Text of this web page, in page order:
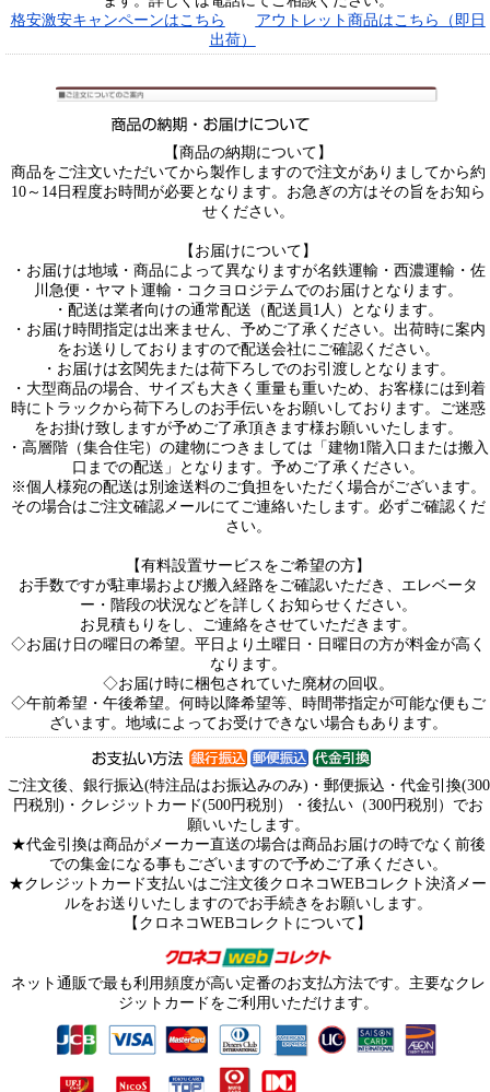
格安激安キャンペーンはこちら
アウトレット商品はこちら（即日
出荷）
【商品の納期について】
商品をご注文いただいてから製作しますので注文がありましてから約
10～14日程度お時間が必要となります。お急ぎの方はその旨をお知ら
せください。
【お届けについて】
・お届けは地域・商品によって異なりますが名鉄運輸・西濃運輸・佐
川急便・ヤマト運輸・コクヨロジテムでのお届けとなります。
・配送は業者向けの通常配送（配送員1人）となります。
・お届け時間指定は出来ません、予めご了承ください。出荷時に案内
をお送りしておりますので配送会社にご確認ください。
・お届けは玄関先または荷下ろしでのお引渡しとなります。
・大型商品の場合、サイズも大きく重量も重いため、お客様には到着
時にトラックから荷下ろしのお手伝いをお願いしております。ご迷惑
をお掛け致しますが予めご了承頂きます様お願いいたします。
・高層階（集合住宅）の建物につきましては「建物1階入口または搬入
口までの配送」となります。予めご了承ください。
※個人様宛の配送は別途送料のご負担をいただく場合がございます。
その場合はご注文確認メールにてご連絡いたします。必ずご確認くだ
さい。
【有料設置サービスをご希望の方】
お手数ですが駐車場および搬入経路をご確認いただき、エレベータ
ー・階段の状況などを詳しくお知らせください。
お見積もりをし、ご連絡をさせていただきます。
◇お届け日の曜日の希望。平日より土曜日・日曜日の方が料金が高く
なります。
◇お届け時に梱包されていた廃材の回収。
◇午前希望・午後希望。何時以降希望等、時間帯指定が可能な便もご
ざいます。地域によってお受けできない場合もあります。
ご注文後、銀行振込(特注品はお振込みのみ)・郵便振込・代金引換(300
円税別)・クレジットカード(500円税別）・後払い（300円税別）でお
願いいたします。
★代金引換は商品がメーカー直送の場合は商品お届けの時でなく前後
での集金になる事もございますので予めご了承ください。
★クレジットカード支払いはご注文後クロネコWEBコレクト決済メー
ルをお送りいたしますのでお手続きをお願いします。
【クロネコWEBコレクトについて】
ネット通販で最も利用頻度が高い定番のお支払方法です。主要なクレ
ジットカードをご利用いただけます。